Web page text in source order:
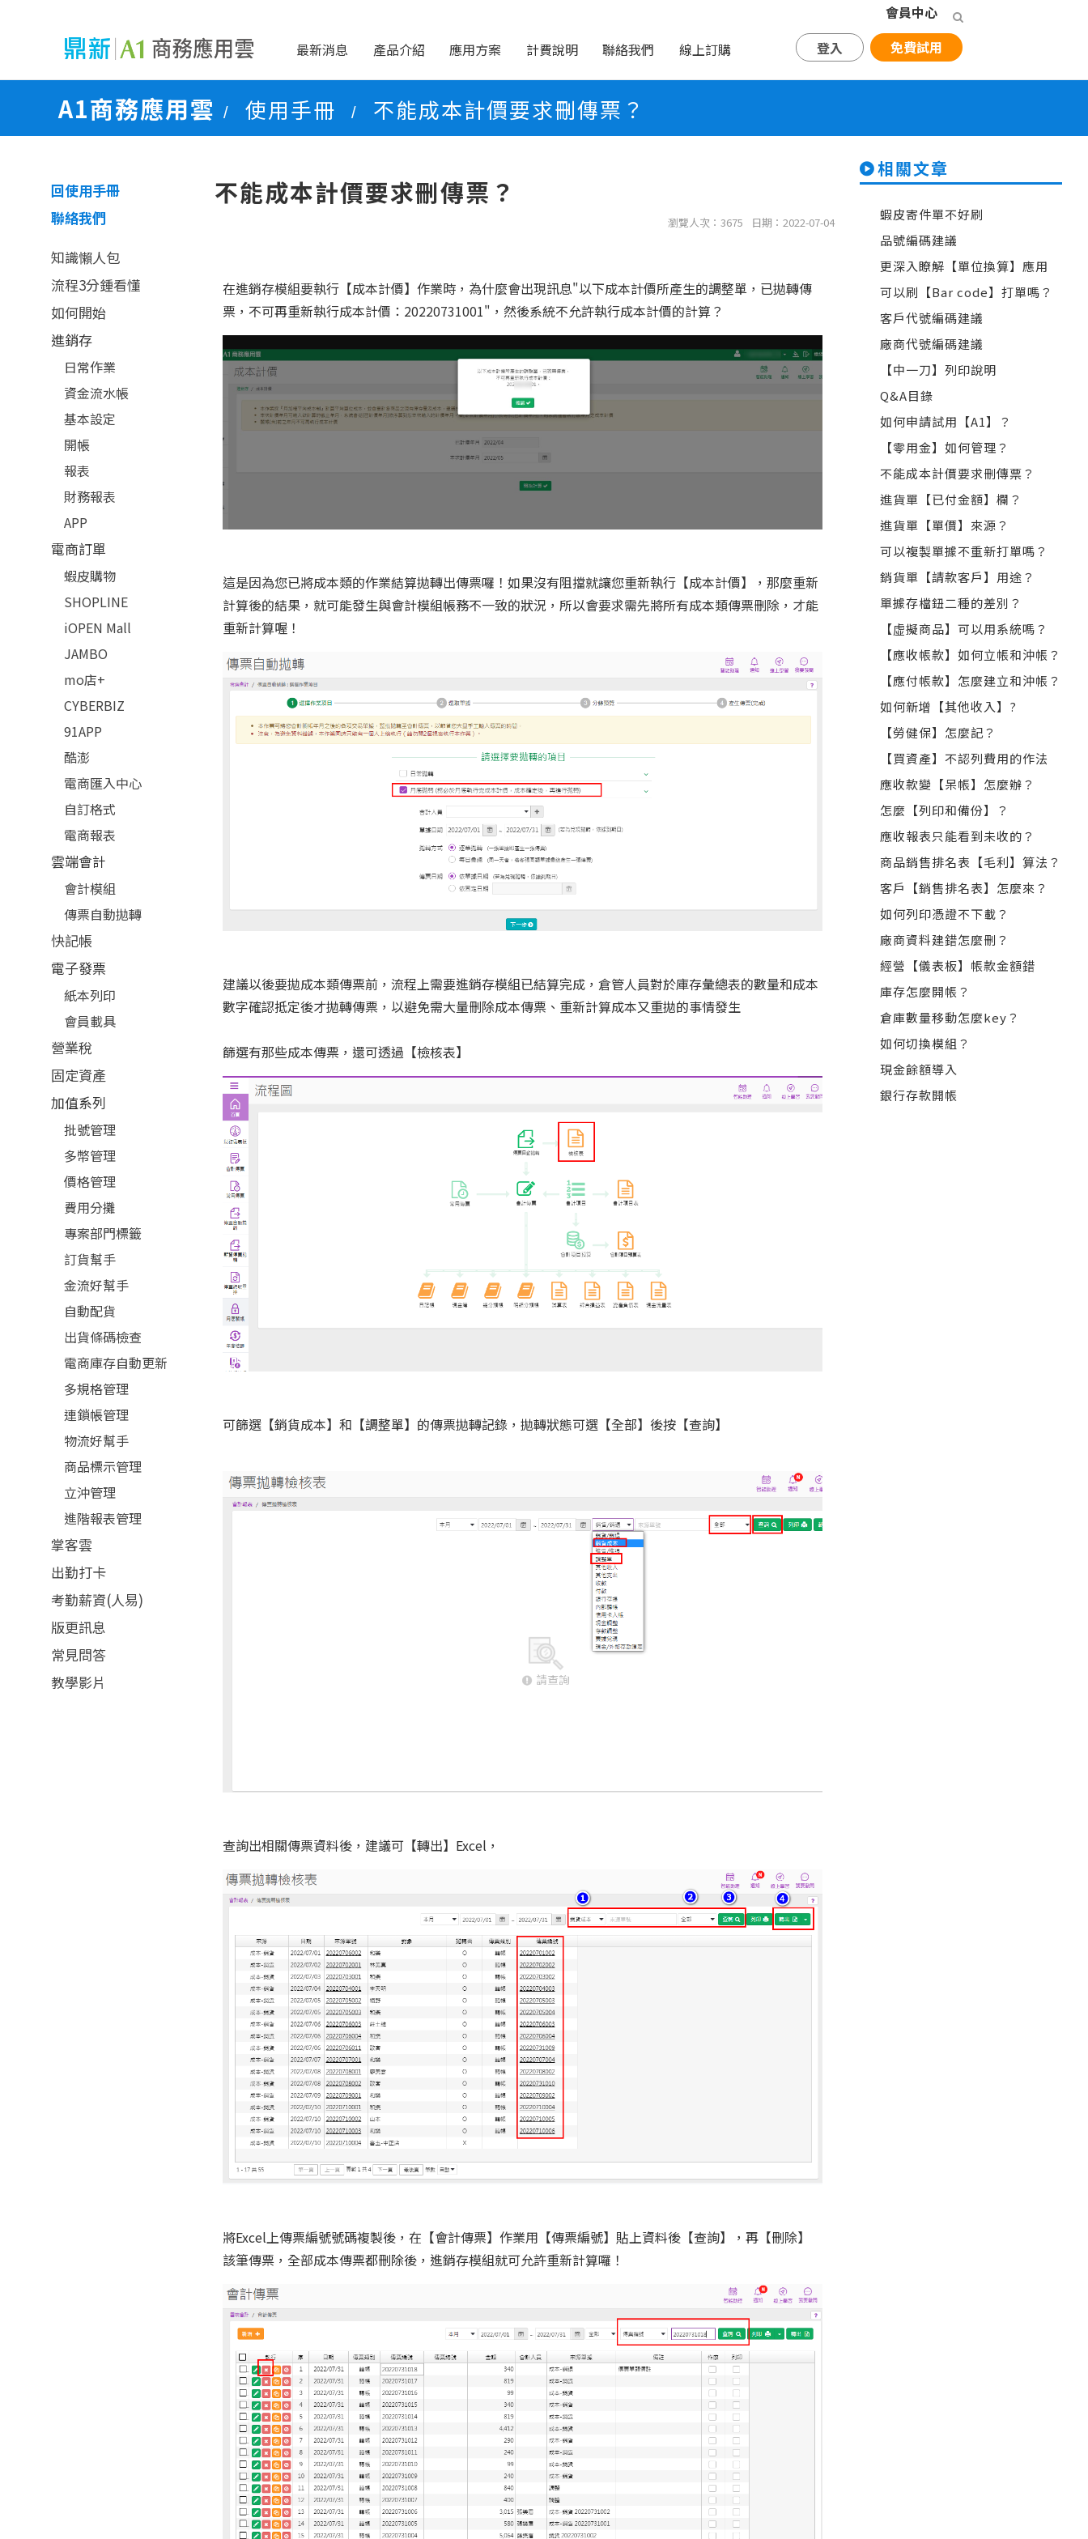
會員中心
最新消息
產品介紹 應用方案 計費說明 聯絡我們 線上訂購 登入 免費試用
A1商務應用雲 / 使用手冊 / 不能成本計價要求刪傳票？
回使用手冊
聯絡我們
知識懶人包
流程3分鍾看懂
如何開始
進銷存
日常作業
資金流水帳
基本設定
開帳
報表
財務報表
APP
電商訂單
蝦皮購物
SHOPLINE
iOPEN Mall
JAMBO
mo店+
CYBERBIZ
91APP
酷澎
電商匯入中心
自訂格式
電商報表
雲端會計
會計模組
傳票自動拋轉
快記帳
電子發票
紙本列印
會員載具
營業稅
固定資產
加值系列
批號管理
多幣管理
價格管理
費用分攤
專案部門標籤
訂貨幫手
金流好幫手
自動配貨
出貨條碼檢查
電商庫存自動更新
多規格管理
連鎖帳管理
物流好幫手
商品標示管理
立沖管理
進階報表管理
掌客雲
出勤打卡
考勤薪資(人易)
版更訊息
常見問答
教學影片
不能成本計價要求刪傳票？
瀏覽人次：3675 日期：2022-07-04
在進銷存模組要執行【成本計價】作業時，為什麼會出現訊息"以下成本計價所產生的調整單，已拋轉傳
票，不可再重新執行成本計價：20220731001"，然後系統不允許執行成本計價的計算？
這是因為您已將成本類的作業結算拋轉出傳票囉！如果沒有阻擋就讓您重新執行【成本計價】，那麼重新
計算後的結果，就可能發生與會計模組帳務不一致的狀況，所以會要求需先將所有成本類傳票刪除，才能
重新計算喔！
建議以後要拋成本類傳票前，流程上需要進銷存模組已結算完成，倉管人員對於庫存彙總表的數量和成本
數字確認抵定後才拋轉傳票，以避免需大量刪除成本傳票、重新計算成本又重拋的事情發生
篩選有那些成本傳票，還可透過【檢核表】
可篩選【銷貨成本】和【調整單】的傳票拋轉記錄，拋轉狀態可選【全部】後按【查詢】
查詢出相關傳票資料後，建議可【轉出】Excel，
將Excel上傳票編號號碼複製後，在【會計傳票】作業用【傳票編號】貼上資料後【查詢】，再【刪除】
該筆傳票，全部成本傳票都刪除後，進銷存模組就可允許重新計算囉！
相關文章
蝦皮寄件單不好刷
品號編碼建議
更深入瞭解【單位換算】應用
可以刷【Bar code】打單嗎？
客戶代號編碼建議
廠商代號編碼建議
【中一刀】列印說明
Q&A目錄
如何申請試用【A1】？
【零用金】如何管理？
不能成本計價要求刪傳票？
進貨單【已付金額】欄？
進貨單【單價】來源？
可以複製單據不重新打單嗎？
銷貨單【請款客戶】用途？
單據存檔鈕二種的差別？
【虚擬商品】可以用系統嗎？
【應收帳款】如何立帳和沖帳？
【應付帳款】怎麼建立和沖帳？
如何新增【其他收入】?
【勞健保】怎麼記？
【買資產】不認列費用的作法
應收款變【呆帳】怎麼辦？
怎麼【列印和備份】？
應收報表只能看到未收的？
商品銷售排名表【毛利】算法？
客戶【銷售排名表】怎麼來？
如何列印憑證不下載？
廠商資料建錯怎麼刪？
經營【儀表板】帳款金額錯
庫存怎麼開帳？
倉庫數量移動怎麼key？
如何切換模組？
現金餘額導入
銀行存款開帳